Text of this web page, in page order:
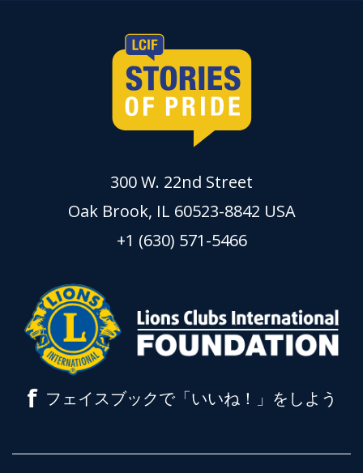
300 W. 22nd Street
Oak Brook, IL 60523-8842 USA
+1 (630) 571-5466
f フェイスブックで「いいね！」をしよう